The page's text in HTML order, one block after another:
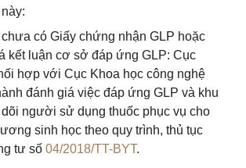
có Giấy chứng nhận GLP hoặc
kết luận cơ sở đáp ứng GLP: Cục
hợp với Cục Khoa học công nghệ
đánh giá việc đáp ứng GLP và khu
người sử dụng thuốc phục vụ cho
sinh học theo quy trình, thủ tục
tư số 04/2018/TT-BYT.